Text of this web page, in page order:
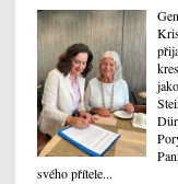
svého přítele...